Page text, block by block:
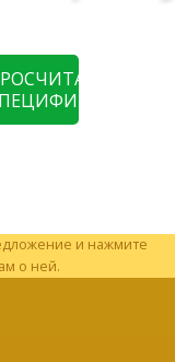
и нажмите
о ней.